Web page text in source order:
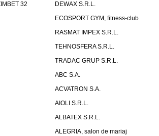
32
DEWAX S.R.L.
ECOSPORT GYM, fitness-club
RASMAT IMPEX S.R.L.
TEHNOSFERA S.R.L.
TRADAC GRUP S.R.L.
ABC S.A.
ACVATRON S.A.
AIOLI S.R.L.
ALBATEX S.R.L.
ALEGRIA, salon de mariaj